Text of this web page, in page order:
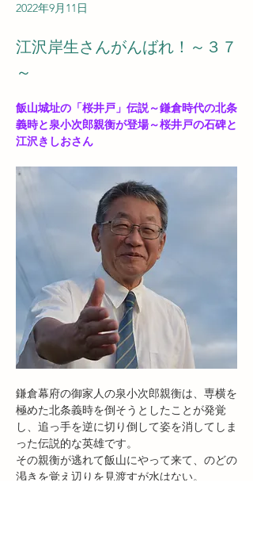
2022年9月11日
江沢岸生さんがんばれ！～３７
～
飯山城址の「桜井戸」伝説～鎌倉時代の北条
義時と泉小次郎親衡が登場～桜井戸の石碑と
江沢きしおさん
鎌倉幕府の御家人の泉小次郎親衡は、専横を
極めた北条義時を倒そうとしたことが発覚
し、追っ手を逆に切り倒して姿を消してしま
った伝説的な英雄です。
その親衡が逃れて飯山にやって来て、のどの
渇きを覚え辺りを見渡すが水はない。